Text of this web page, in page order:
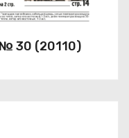
30 (20110)